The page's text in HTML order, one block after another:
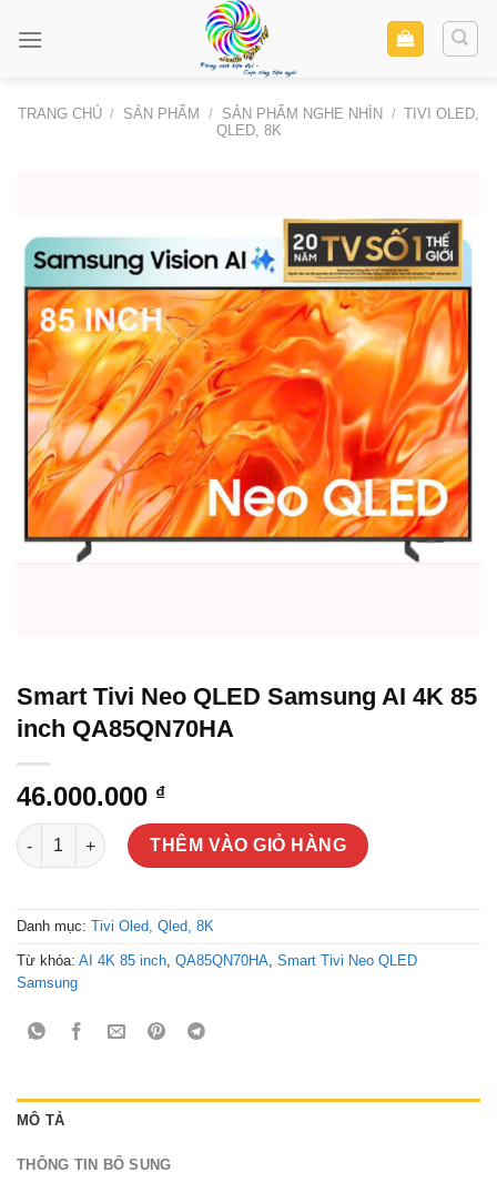
TRANG CHỦ / SẢN PHẨM / SẢN PHẨM NGHE NHÌN / TIVI OLED,
QLED, 8K
Smart Tivi Neo QLED Samsung AI 4K 85
inch QA85QN70HA
46.000.000 ₫
Smart Tivi Neo QLED Samsung AI 4K 85 inch QA85QN70HA số
THÊM VÀO GIỎ HÀNG
Danh mục: Tivi Oled, Qled, 8K
Từ khóa: AI 4K 85 inch QA85QN70HA Smart Tivi Neo QLED
Samsung
MÔ TẢ
THÔNG TIN BỔ SUNG